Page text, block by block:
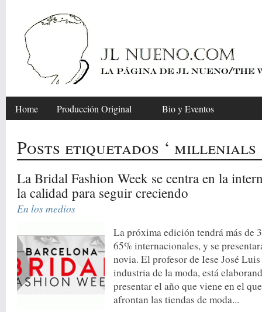
Home Producción Original Bio y Eventos
Posts etiquetados ‘ millenials
La Bridal Fashion Week se centra en la
la calidad para seguir creciendo
En los medios
La próxima edición tendrá más de
65% internacionales, y se
novia. El profesor de Iese José
industria de la moda, está
presentar el año que viene en el
afrontan las tiendas de moda...